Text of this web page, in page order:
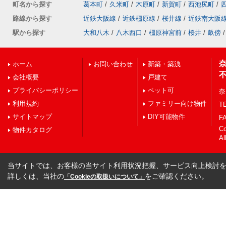
町名から探す
葛本町 / 久米町 / 木原町 / 新賀町 / 西池尻町 /
路線から探す
近鉄大阪線 / 近鉄橿原線 / 桜井線 / 近鉄南大阪
駅から探す
大和八木 / 八木西口 / 橿原神宮前 / 桜井 / 畝傍 /
ホーム
会社概要
プライバシーポリシー
利用規約
サイトマップ
物件カタログ
お問い合わせ
新築・築浅
戸建て
ペット可
ファミリー向け物件
DIY可能物件
当サイトでは、お客様の当サイト利用状況把握、サービス向上検討
詳しくは、当社の 「Cookieの取扱いについて」 をご確認ください。